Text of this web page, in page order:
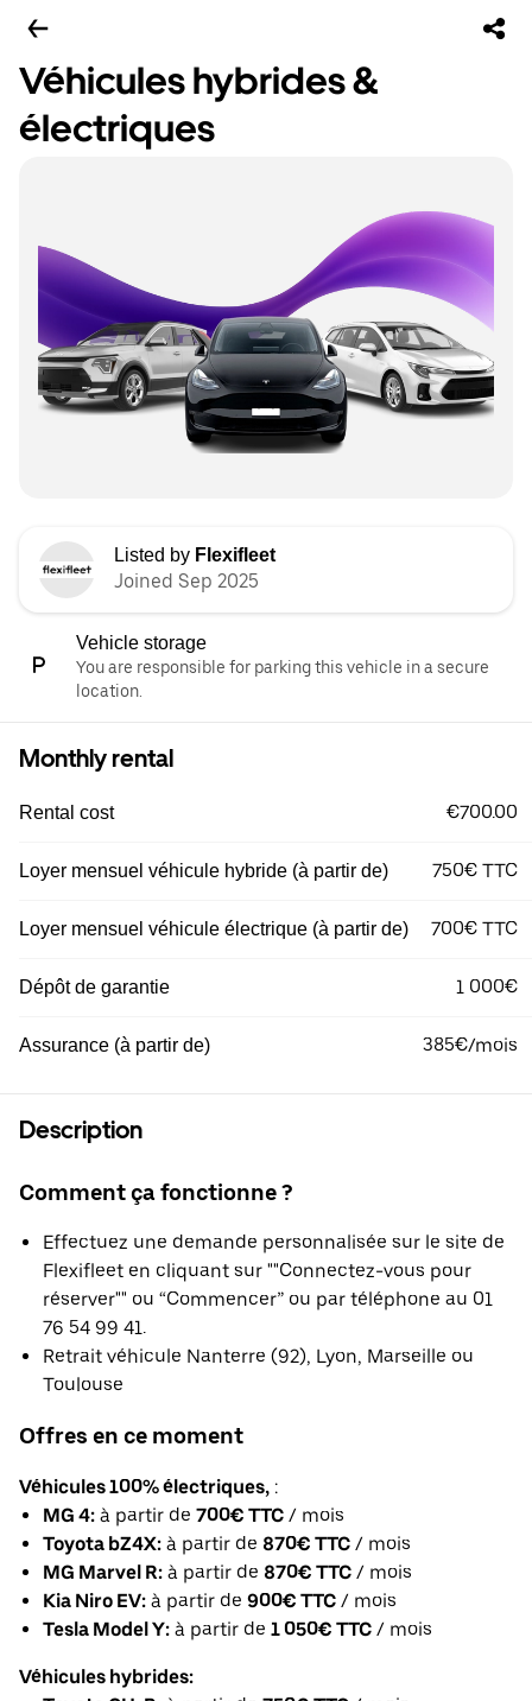
Véhicules hybrides &
électriques
Listed by Flexifleet
Joined Sep 2025
Vehicle storage
You are responsible for parking this vehicle in a secure
location.
Monthly rental
Rental cost €700.00
Loyer mensuel véhicule hybride (à partir de) 750€ TTC
Loyer mensuel véhicule électrique (à partir de) 700€ TTC
Dépôt de garantie 1 000€
Assurance (à partir de) 385€/mois
Description
Comment ça fonctionne ?
Effectuez une demande personnalisée sur le site de
Flexifleet en cliquant sur ""Connectez-vous pour
réserver"" ou “Commencer” ou par téléphone au 01
76 54 99 41.
Retrait véhicule Nanterre (92), Lyon, Marseille ou
Toulouse
Offres en ce moment
Véhicules 100% électriques, :
MG 4: à partir de 700€ TTC / mois
Toyota bZ4X: à partir de 870€ TTC / mois
MG Marvel R: à partir de 870€ TTC / mois
Kia Niro EV: à partir de 900€ TTC / mois
Tesla Model Y: à partir de 1 050€ TTC / mois
Véhicules hybrides: